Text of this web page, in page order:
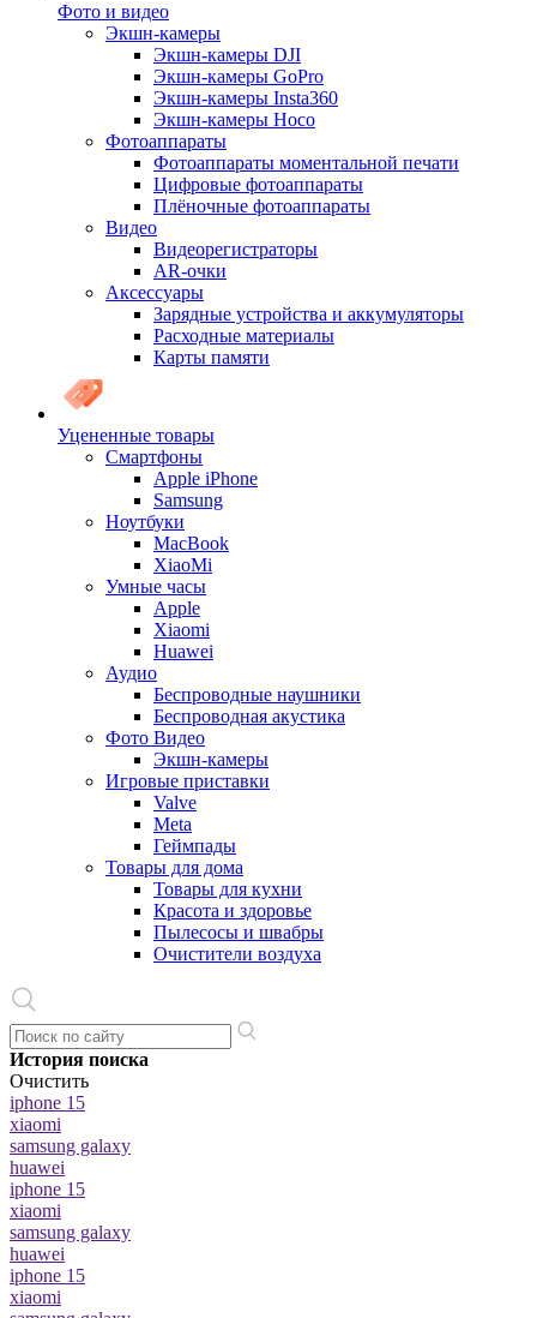
Фото и видео
Экшн-камеры
Экшн-камеры DJI
Экшн-камеры GoPro
Экшн-камеры Insta360
Экшн-камеры Hoco
Фотоаппараты
Фотоаппараты моментальной печати
Цифровые фотоаппараты
Плёночные фотоаппараты
Видео
Видеорегистраторы
AR-очки
Аксессуары
Зарядные устройства и аккумуляторы
Расходные материалы
Карты памяти
Уцененные товары
Cмартфоны
Apple iPhone
Samsung
Ноутбуки
MacBook
XiaoMi
Умные часы
Apple
Xiaomi
Huawei
Аудио
Беспроводные наушники
Беспроводная акустика
Фото Видео
Экшн-камеры
Игровые приставки
Valve
Meta
Геймпады
Товары для дома
Товары для кухни
Красота и здоровье
Пылесосы и швабры
Очистители воздуха
История поиска
Очистить
iphone 15
xiaomi
samsung galaxy
huawei
iphone 15
xiaomi
samsung galaxy
huawei
iphone 15
xiaomi